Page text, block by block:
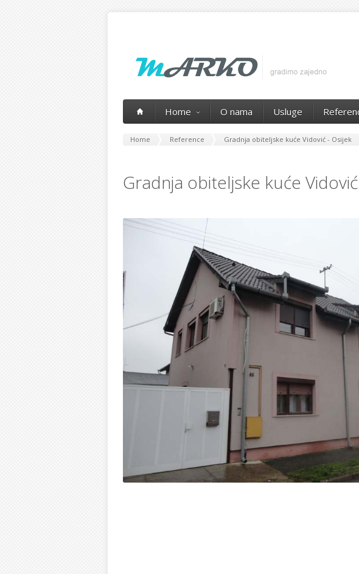
Home O nama Usluge
Home Reference Gradnja obiteljske kuće Vidović - Osijek
Gradnja obiteljske kuće